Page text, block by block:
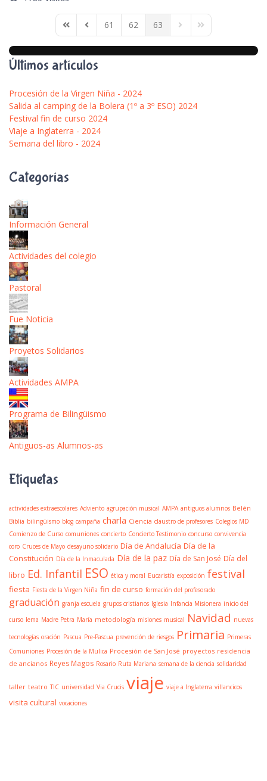
First PagePrevious Page
61 62 63 Next PageLast Page
Últimos artículos
Procesión de la Virgen Niña - 2024
Salida al camping de la Bolera (1º a 3º ESO) 2024
Festival fin de curso 2024
Viaje a Inglaterra - 2024
Semana del libro - 2024
Categorías
Información General
Actividades del colegio
Pastoral
Fue Noticia
Proyetos Solidarios
Actividades AMPA
Programa de Bilingüismo
Antiguos-as Alumnos-as
Etiquetas
actividades extraescolares Adviento agrupación musical AMPA antiguos alumnos Belén
Biblia bilingüismo blog campaña charla Ciencia claustro de profesores Colegios MD
Comienzo de Curso comuniones concierto Concierto Testimonio concurso convivencia
coro Cruces de Mayo desayuno solidario Día de Andalucía Día de la
Constitución Día de la Inmaculada Día de la paz Día de San José Día del
libro Ed. Infantil ESO ética y moral Eucaristía exposición festival
fiesta Fiesta de la Virgen Niña fin de curso formación del profesorado
graduación granja escuela grupos cristianos Iglesia Infancia Misionera inicio del
curso lema Madre Petra María metodología misiones musical Navidad nuevas
tecnologías oración Pascua Pre-Pascua prevención de riesgos Primaria Primeras
Comuniones Procesión de la Mulica Procesión de San José proyectos residencia
de ancianos Reyes Magos Rosario Ruta Mariana semana de la ciencia solidaridad
taller teatro TIC universidad Via Crucis viaje viaje a Inglaterra villancicos
visita cultural vocaciones